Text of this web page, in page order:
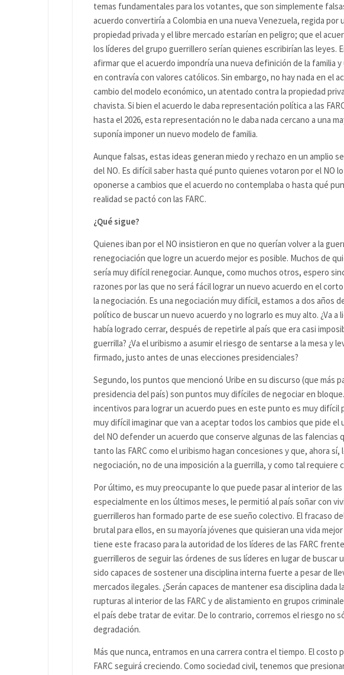
temas fundamentales para los votantes, que son simplemente
acuerdo convertiría a Colombia en una nueva Venezuela, regida por
propiedad privada y el libre mercado estarían en peligro; que el
los líderes del grupo guerrillero serían quienes escribirían las leyes.
afirmar que el acuerdo impondría una nueva definición de la familia
en contravía con valores católicos. Sin embargo, no hay nada en el
cambio del modelo económico, un atentado contra la propiedad
chavista. Si bien el acuerdo le daba representación política a las
hasta el 2026, esta representación no le daba nada cercano a una
suponía imponer un nuevo modelo de familia.
Aunque falsas, estas ideas generan miedo y rechazo en un amplio
del NO. Es difícil saber hasta qué punto quienes votaron por el NO
oponerse a cambios que el acuerdo no contemplaba o hasta qué
realidad se pactó con las FARC.
¿Qué sigue?
Quienes iban por el NO insistieron en que no querían volver a la
renegociación que logre un acuerdo mejor es posible. Muchos de
sería muy difícil renegociar. Aunque, como muchos otros, espero
razones por las que no será fácil lograr un nuevo acuerdo en el
la negociación. Es una negociación muy difícil, estamos a dos años
político de buscar un nuevo acuerdo y no lograrlo es muy alto. ¿Va
había logrado cerrar, después de repetirle al país que era casi
guerrilla? ¿Va el uribismo a asumir el riesgo de sentarse a la mesa y
firmado, justo antes de unas elecciones presidenciales?
Segundo, los puntos que mencionó Uribe en su discurso (que más
presidencia del país) son puntos muy difíciles de negociar en
incentivos para lograr un acuerdo pues en este punto es muy difícil
muy difícil imaginar que van a aceptar todos los cambios que pide el
del NO defender un acuerdo que conserve algunas de las falencias
tanto las FARC como el uribismo hagan concesiones y que, ahora
negociación, no de una imposición a la guerrilla, y como tal requiere
Por último, es muy preocupante lo que puede pasar al interior de las
especialmente en los últimos meses, le permitió al país soñar con
guerrilleros han formado parte de ese sueño colectivo. El fracaso
brutal para ellos, en su mayoría jóvenes que quisieran una vida
tiene este fracaso para la autoridad de los líderes de las FARC
guerrilleros de seguir las órdenes de sus líderes en lugar de buscar
sido capaces de sostener una disciplina interna fuerte a pesar de
mercados ilegales. ¿Serán capaces de mantener esa disciplina dada
rupturas al interior de las FARC y de alistamiento en grupos
el país debe tratar de evitar. De lo contrario, corremos el riesgo no
degradación.
Más que nunca, entramos en una carrera contra el tiempo. El costo
FARC seguirá creciendo. Como sociedad civil, tenemos que